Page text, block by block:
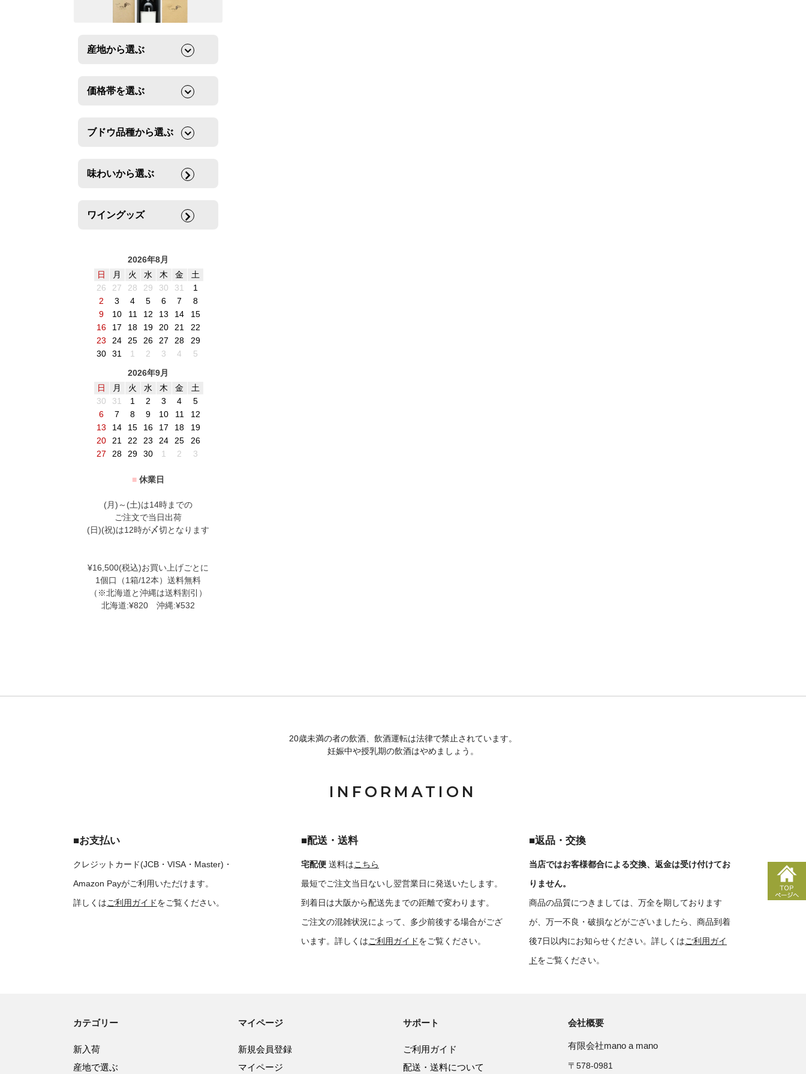
産地から選ぶ
価格帯を選ぶ
ブドウ品種から選ぶ
味わいから選ぶ
ワイングッズ
2026年8月
日
月 火 水 木 金
土
26
27 28 29 30 31
1
2
3 4 5 6 7
8
9
10 11 12 13 14
15
16
17 18 19 20 21
22
23
24 25 26 27 28
29
30
31 1 2 3 4
5
2026年9月
日
月 火 水 木 金
土
30
31 1 2 3 4
5
6
7 8 9 10 11
12
13
14 15 16 17 18
19
20
21 22 23 24 25
26
27
28 29 30 1 2 3
■ 休業日
(月)～(土)は14時までの
ご注文で当日出荷
(日)(祝)は12時が〆切となります
¥16,500(税込)お買い上げごとに
1個口（1箱/12本）送料無料
（※北海道と沖縄は送料割引）
北海道:¥820 沖縄:¥532
20歳未満の者の飲酒、飲酒運転は法律で禁止されています。
妊娠中や授乳期の飲酒はやめましょう。
INFORMATION
■お支払い
クレジットカード(JCB・VISA・Master)・
Amazon Payがご利用いただけます。
詳しくはご利用ガイドをご覧ください。
■配送・送料
宅配便 送料はこちら
最短でご注文当日ないし翌営業日に発送いたします。
到着日は大阪から配送先までの距離で変わります。
ご注文の混雑状況によって、多少前後する場合がござ
います。詳しくはご利用ガイドをご覧ください。
■返品・交換
当店ではお客様都合による交換、返金は受け付けてお
りません。
商品の品質につきましては、万全を期しております
が、万一不良・破損などがございましたら、商品到着
後7日以内にお知らせください。詳しくはご利用ガイ
ドをご覧ください。
カテゴリー
新入荷
産地で選ぶ
マイページ
新規会員登録
マイページ
サポート
ご利用ガイド
配送・送料について
会社概要
有限会社mano a mano
〒578-0981